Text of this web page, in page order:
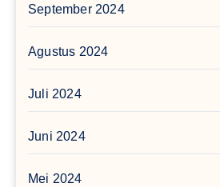
September 2024
Agustus 2024
Juli 2024
Juni 2024
Mei 2024